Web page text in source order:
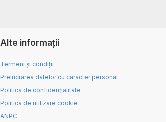
Alte informații
Termeni și condiții
Prelucrarea datelor cu caracter personal
Politica de confidențialitate
Politica de utilizare cookie
ANPC